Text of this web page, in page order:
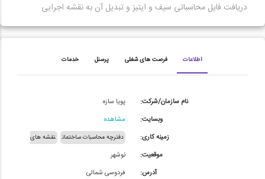
دریافت فایل محاسباتی سیف و ایتبز و تبدیل آن به نقشه اجرایی
اطلاعات فرصت های شغلی پرسنل خدمات
نام سازمان/شرکت:
وبسایت:
زمینه کاری:
موقعیت:
آدرس:
پویا سازه
مشاهده
دفترچه محاسبات ساختمان
نقشه‌ های
اجرایی ( فاز ۲)
نوشهر
فردوسی شمالی